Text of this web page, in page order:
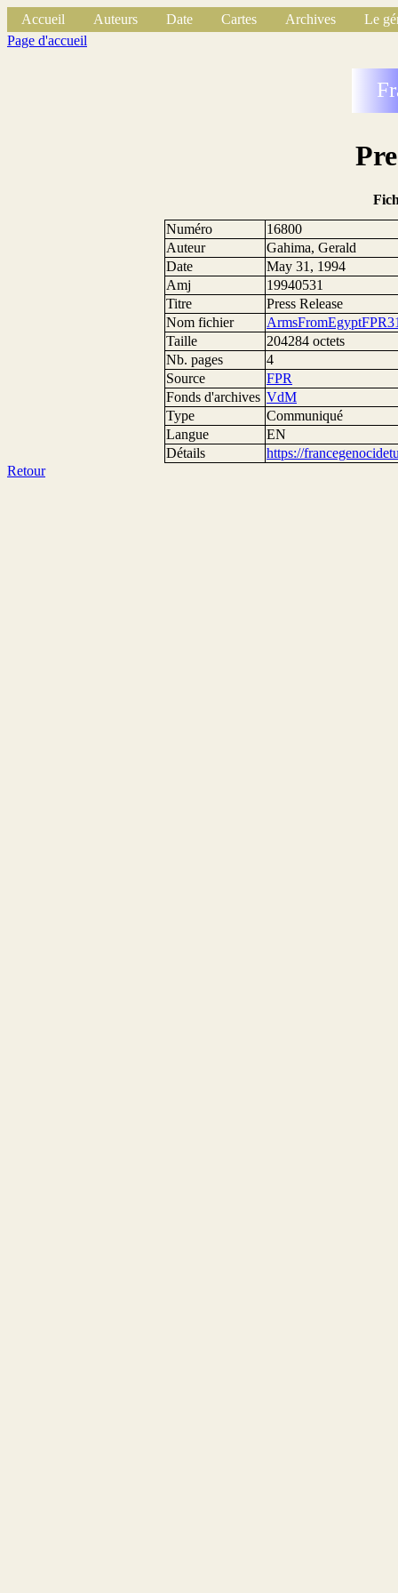
Accueil Auteurs Date Cartes Archives
Le
Page d'accueil
Numéro
16800
Auteur
Gahima, Gerald
Date
May 31, 1994
Amj
19940531
Titre
Press Release
Nom fichier
Taille
204284 octets
Nb. pages
4
Source
FPR
Fonds d'archives VdM
Type
Communiqué
Langue
EN
Détails
https://
Retour